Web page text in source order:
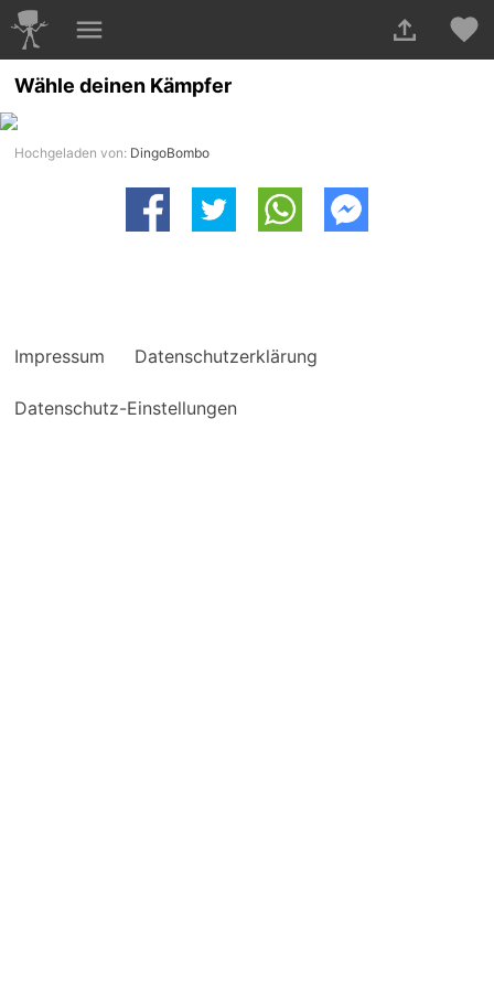
Wähle deinen Kämpfer
Hochgeladen von: DingoBombo
Impressum Datenschutzerklärung
Datenschutz-Einstellungen